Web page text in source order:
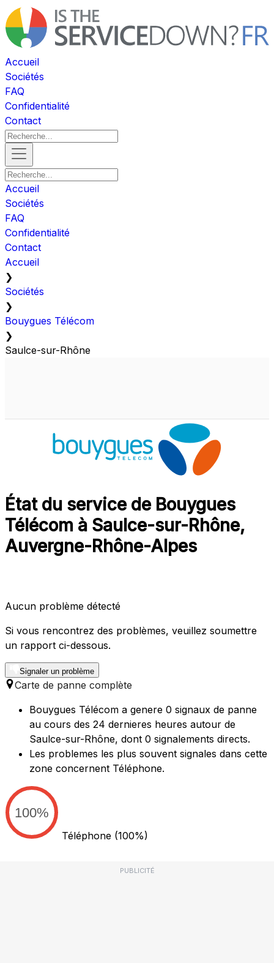
Accueil
Sociétés
FAQ
Confidentialité
Contact
Accueil
Sociétés
FAQ
Confidentialité
Contact
Accueil
❯
Sociétés
❯
Bouygues Télécom
❯
Saulce-sur-Rhône
État du service de Bouygues
Télécom à Saulce-sur-Rhône,
Auvergne-Rhône-Alpes
Aucun problème détecté
Si vous rencontrez des problèmes, veuillez soumettre
un rapport ci-dessous.
Signaler un problème
Carte de panne complète
Bouygues Télécom a genere 0 signaux de panne
au cours des 24 dernieres heures autour de
Saulce-sur-Rhône, dont 0 signalements directs.
Les problemes les plus souvent signales dans cette
zone concernent Téléphone.
100%
Téléphone (100%)
PUBLICITÉ